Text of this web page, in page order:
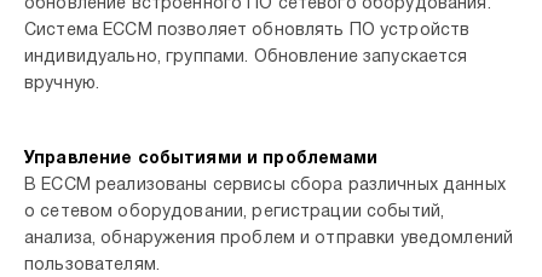
обновление встроенного ПО сетевого оборудования.
Система ECCM позволяет обновлять ПО устройств
индивидуально, группами. Обновление запускается
вручную.
Управление событиями и проблемами
В ECCM реализованы сервисы сбора различных данных
о сетевом оборудовании, регистрации событий,
анализа, обнаружения проблем и отправки уведомлений
пользователям.